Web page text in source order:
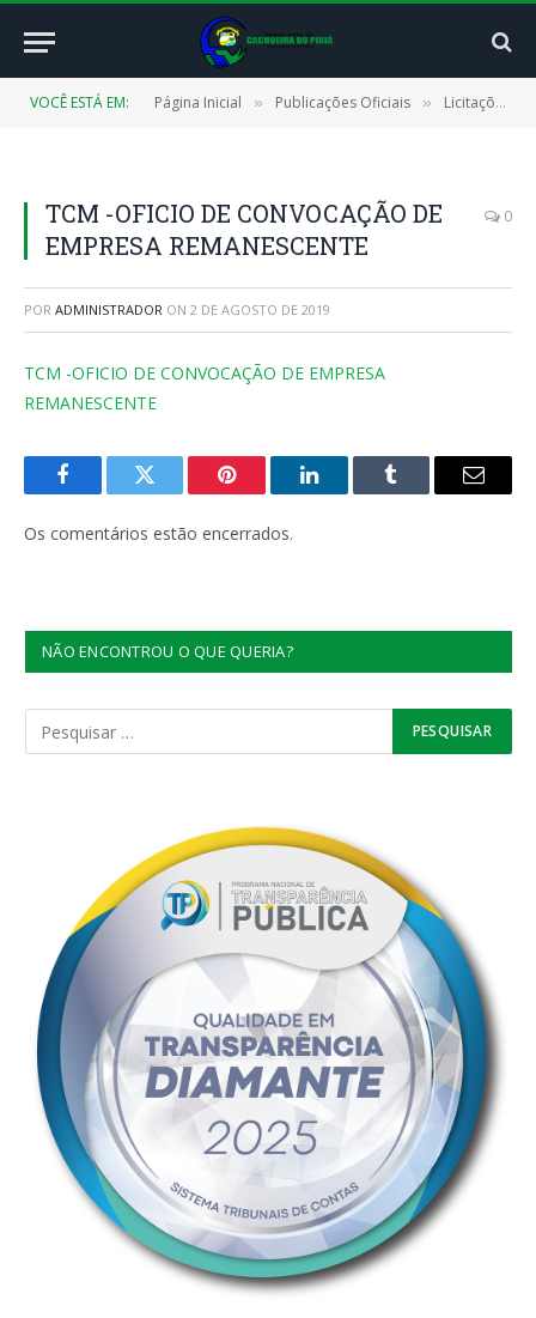
VOCÊ ESTÁ EM: Página Inicial » Publicações Oficiais » Licitações
TCM -OFICIO DE CONVOCAÇÃO DE
EMPRESA REMANESCENTE
0
POR ADMINISTRADOR ON 2 DE AGOSTO DE 2019
TCM -OFICIO DE CONVOCAÇÃO DE EMPRESA
REMANESCENTE
FacebookTwitter Pinterest LinkedInTumblr
E-
Os comentários estão encerrados.
NÃO ENCONTROU O QUE QUERIA?